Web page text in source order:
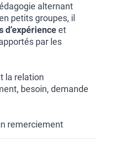
alternant
petits groupes, il
d’expérienceet
par les
la relation
besoin, demande
remerciement